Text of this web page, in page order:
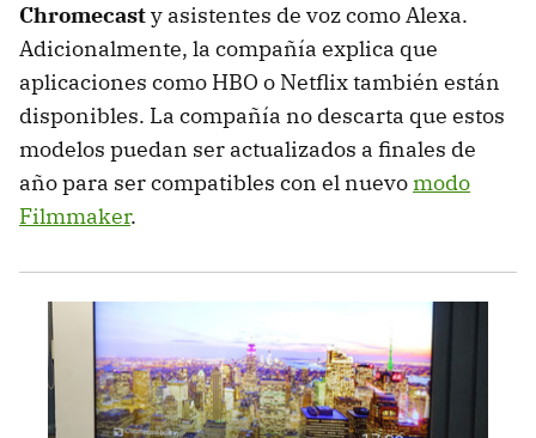
Chromecasty asistentes de voz como Alexa.
Adicionalmente, la compañía explica que
aplicaciones como HBO o Netflix también están
disponibles. La compañía no descarta que estos
modelos puedan ser actualizados a finales de
año para ser compatibles con el nuevomodo
Filmmaker.